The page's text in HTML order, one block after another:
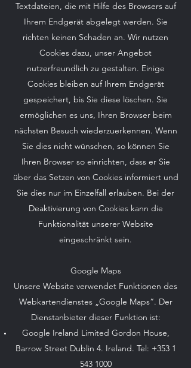
Textdateien, die mit Hilfe des Browsers auf
Ihrem Endgerät abgelegt werden. Sie
richten keinen Schaden an. Wir nutzen
Cookies dazu, unser Angebot
nutzerfreundlich zu gestalten. Einige
Cookies bleiben auf Ihrem Endgerät
gespeichert, bis Sie diese löschen. Sie
ermöglichen es uns, Ihren Browser beim
nächsten Besuch wiederzuerkennen. Wenn
Sie dies nicht wünschen, so können Sie
Ihren Browser so einrichten, dass er Sie
über das Setzen von Cookies informiert und
Sie dies nur im Einzelfall erlauben. Bei der
Deaktivierung von Cookies kann die
Funktionalität unserer Website
eingeschränkt sein.
Google Maps
Unsere Website verwendet Funktionen des
Webkartendienstes „Google Maps“. Der
Dienstanbieter dieser Funktion ist:
Google Ireland Limited Gordon House,
Barrow Street Dublin 4. Ireland. Tel: +353 1
543 1000